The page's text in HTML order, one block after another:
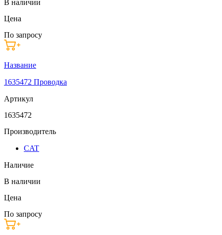
В наличии
Цена
По запросу
Название
1635472 Проводка
Артикул
1635472
Производитель
CAT
Наличие
В наличии
Цена
По запросу